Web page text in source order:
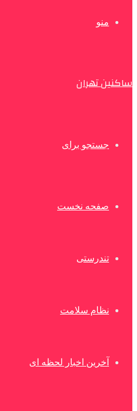
منو
ساکنین تهران
جستجو برای
صفحه نخست
تندرستی
نظام سلامت
آخرین اخبار لحظه ای